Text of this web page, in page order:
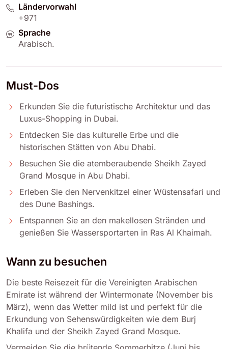
Ländervorwahl
+971
Sprache
Arabisch.
Must-Dos
Erkunden Sie die futuristische Architektur und das
Luxus-Shopping in Dubai.
Entdecken Sie das kulturelle Erbe und die
historischen Stätten von Abu Dhabi.
Besuchen Sie die atemberaubende Sheikh Zayed
Grand Mosque in Abu Dhabi.
Erleben Sie den Nervenkitzel einer Wüstensafari und
des Dune Bashings.
Entspannen Sie an den makellosen Stränden und
genießen Sie Wassersportarten in Ras Al Khaimah.
Wann zu besuchen
Die beste Reisezeit für die Vereinigten Arabischen
Emirate ist während der Wintermonate (November bis
März), wenn das Wetter mild ist und perfekt für die
Erkundung von Sehenswürdigkeiten wie dem Burj
Khalifa und der Sheikh Zayed Grand Mosque.